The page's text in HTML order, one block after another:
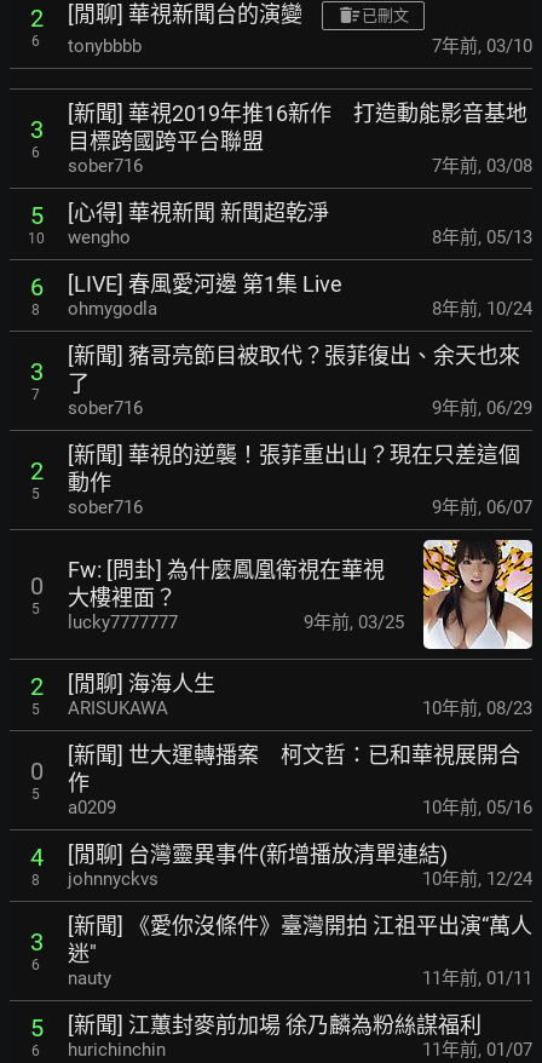
2
6
[閒聊] 華視新聞台的演變 已刪文
tonybbbb 7年前, 03/10
3
6
[新聞] 華視2019年推16新作 打造動能影音基地
目標跨國跨平台聯盟
sober716 7年前, 03/08
5
10
[心得] 華視新聞 新聞超乾淨
wengho 8年前, 05/13
6
8
[LIVE] 春風愛河邊 第1集 Live
ohmygodla 8年前, 10/24
3
7
[新聞] 豬哥亮節目被取代？張菲復出、余天也來
了
sober716 9年前, 06/29
2
5
[新聞] 華視的逆襲！張菲重出山？現在只差這個
動作
sober716 9年前, 06/07
0
5
Fw: [問卦] 為什麼鳳凰衛視在華視
大樓裡面？
lucky7777777 9年前, 03/25
2
5
[閒聊] 海海人生
ARISUKAWA 10年前, 08/23
0
5
[新聞] 世大運轉播案 柯文哲：已和華視展開合
作
a0209 10年前, 05/16
4
8
[閒聊] 台灣靈異事件(新增播放清單連結)
johnnyckvs 10年前, 12/24
3
6
[新聞] 《愛你沒條件》臺灣開拍 江祖平出演“萬人
迷"
nauty 11年前, 01/11
5
6
[新聞] 江蕙封麥前加場 徐乃麟為粉絲謀福利
hurichinchin 11年前, 01/07